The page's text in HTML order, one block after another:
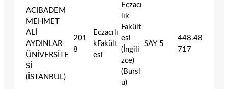
ACIBADEM
MEHMET
ALİ
AYDINLAR
ÜNİVERSİTE
Sİ
(İSTANBUL)
201
8
Eczacılı
kFakült
esi
Eczacı
lık
Fakült
esi
(İngili
zce)
(Bursl
u)
SAY 5
448.48
717